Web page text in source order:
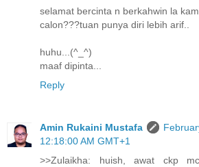
selamat bercinta n berkahwin la
calon???tuan punya diri lebih arif..
huhu...(^_^)
maaf dipinta...
Reply
Amin Rukaini Mustafa
12:18:00 AM GMT+1
>>Zulaikha: huish, awat ckp